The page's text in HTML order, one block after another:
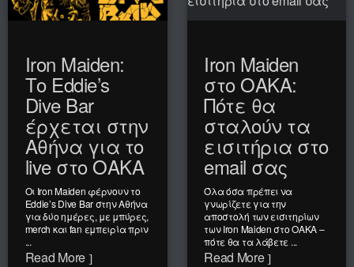
Iron Maiden:
Το Eddie’s
Dive Bar
έρχεται στην
Αθήνα για το
live στο ΟΑΚΑ
Οι Iron Maiden φέρνουν το
Eddie’s Dive Bar στην Αθήνα
για δύο ημέρες, με μπύρες,
merch και fan εμπειρία πριν
...
Read More
Iron Maiden
στο ΟΑΚΑ:
Πότε θα
σταλούν τα
εισιτήρια στο
email σας
Όλα όσα πρέπει να
γνωρίζετε για την
αποστολή των εισιτηρίων
των Iron Maiden στο ΟΑΚΑ –
πότε θα τα λάβετε ...
Read More